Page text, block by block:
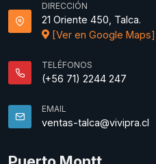
DIRECCIÓN
21 Oriente 450, Talca.
[Ver en Google Maps]
TELÉFONOS
(+56 71) 2244 247
EMAIL
ventas-talca@vivipra.cl